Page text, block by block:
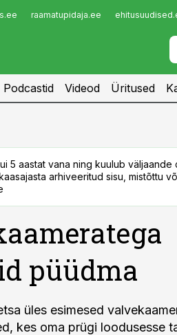
raamatupidaja.ee
Podcastid Videod Üritused
5 aastat vana ning kuulub väljaande
arhiveeritud sisu, mistõttu
püüdma
üles esimesed
kes oma prügi loodusesse